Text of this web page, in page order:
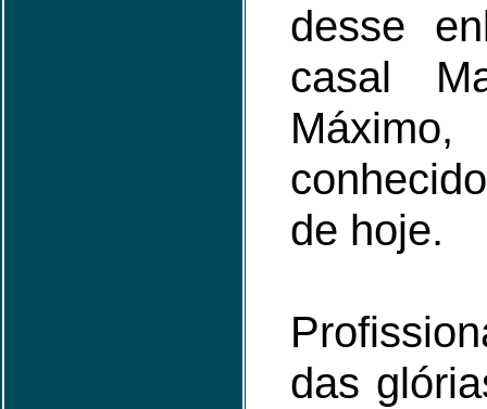
desse
casal
de hoje.
das